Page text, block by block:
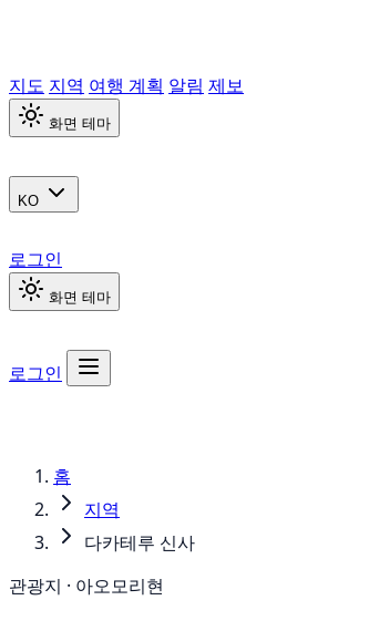
지도 지역 여행 계획 알림 제보
화면 테마
KO
로그인
화면 테마
로그인
홈
지역
다카테루 신사
관광지 · 아오모리현